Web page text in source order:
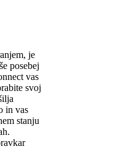
je
posebej
vas
svoj
in vas
stanju